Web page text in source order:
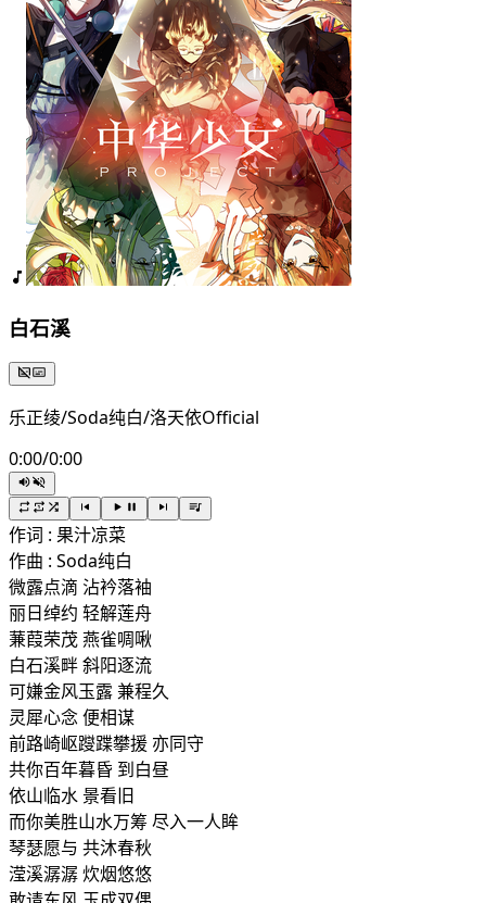
白石溪
乐正绫/Soda纯白/洛天依Official
0:00/0:00
作词 : 果汁凉菜
作曲 : Soda纯白
微露点滴 沾衿落袖
丽日绰约 轻解莲舟
蒹葭荣茂 燕雀啁啾
白石溪畔 斜阳逐流
可嫌金风玉露 兼程久
灵犀心念 便相谋
前路崎岖躞蹀攀援 亦同守
共你百年暮昏 到白昼
依山临水 景看旧
而你美胜山水万筹 尽入一人眸
琴瑟愿与 共沐春秋
滢溪潺潺 炊烟悠悠